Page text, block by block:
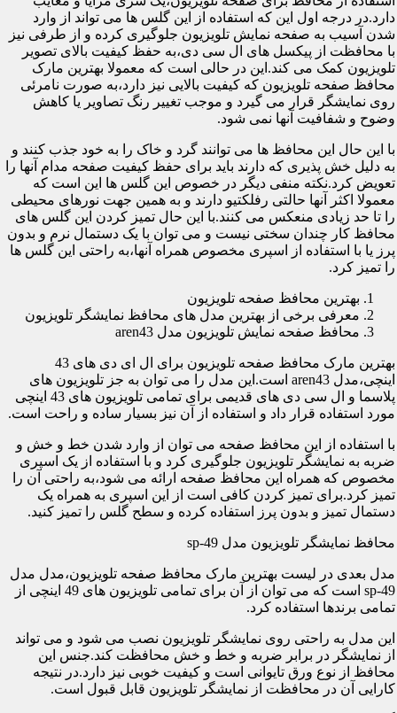
دارد.در درجه اول این که استفاده از این گلس ها می تواند از وارد
شدن آسیب به صفحه نمایش تلویزیون جلوگیری کرده و از طرفی نیز
با محافظت از پیکسل های ال سی دی،به حفظ کیفیت بالای تصویر
تلویزیون کمک می کند.این در حالی است که معمولا بهترین مارک
محافظ صفحه تلویزیون که کیفیت بالایی نیز دارد،به صورت نامرئی
روی نمایشگر قرار می گیرد و موجب تغییر رنگ تصاویر یا کاهش
وضوح و شفافیت آنها نمی شود.
با این حال این محافظ ها می توانند گرد و خاک را به خود جذب کنند و
به دلیل خش پذیری که دارند باید برای حفظ کیفیت صفحه مدام آنها را
تعویض کرد.نکته منفی دیگر در خصوص این گلس ها این است که
معمولا اکثر آنها حالتی رفلکتیو دارند و به همین جهت نورهای محیطی
را تا حد زیادی منعکس می کنند.با این حال تمیز کردن این گلس های
محافظ کار چندان سختی نیست و می توان با یک دستمال نرم و بدون
پرز یا با استفاده از اسپری مخصوص همراه آنها،به راحتی این گلس ها
را تمیز کرد.
بهترین محافظ صفحه تلویزیون
معرفی برخی از بهترین مدل های محافظ نمایشگر تلویزیون
محافظ صفحه نمایش تلویزیون مدل aren43
بهترین مارک محافظ صفحه تلویزیون برای ال ای دی های 43
اینچی،مدل aren43 است.این مدل را می توان به جز تلویزیون های
پلاسما و ال سی دی های قدیمی برای تمامی تلویزیون های 43 اینچی
مورد استفاده قرار داد و استفاده از آن نیز بسیار ساده و راحت است.
با استفاده از این محافظ صفحه می توان از وارد شدن خط و خش و
ضربه به نمایشگر تلویزیون جلوگیری کرد و با استفاده از یک اسپری
مخصوص که همراه این محافظ صفحه ارائه می شود،به راحتی آن را
تمیز کرد.برای تمیز کردن کافی است از این اسپری به همراه یک
دستمال تمیز و بدون پرز استفاده کرده و سطح گلس را تمیز کنید.
محافظ نمایشگر تلویزیون مدل sp-49
مدل بعدی در لیست بهترین مارک محافظ صفحه تلویزیون،مدل مدل
sp-49 است که می توان از آن برای تمامی تلویزیون های 49 اینچی از
تمامی برندها استفاده کرد.
این مدل به راحتی روی نمایشگر تلویزیون نصب می شود و می تواند
از نمایشگر در برابر ضربه و خط و خش محافظت کند.جنس این
محافظ از نوع ورق تایوانی است و کیفیت خوبی نیز دارد.در نتیجه
کارایی آن در محافظت از نمایشگر تلویزیون قابل قبول است.